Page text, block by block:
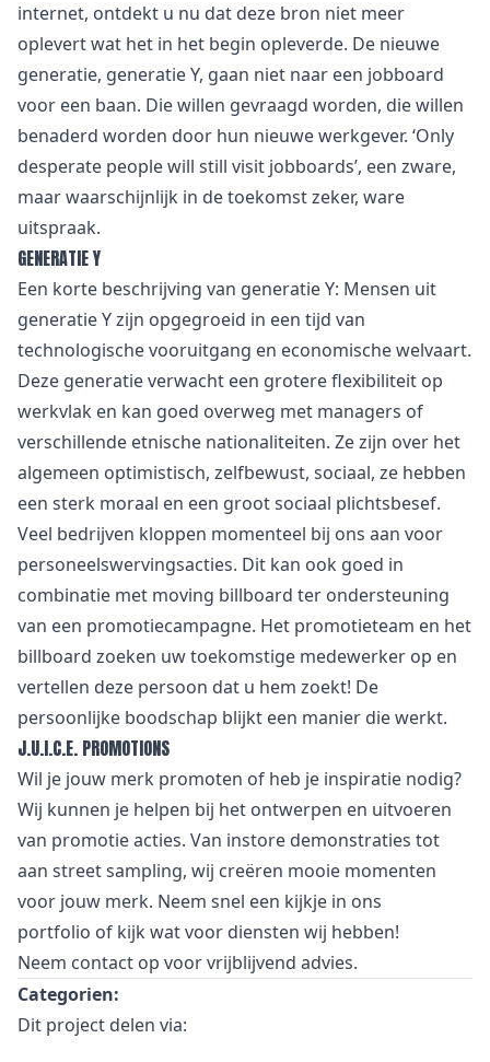
internet, ontdekt u nu dat deze bron niet meer
oplevert wat het in het begin opleverde. De nieuwe
generatie, generatie Y, gaan niet naar een jobboard
voor een baan. Die willen gevraagd worden, die willen
benaderd worden door hun nieuwe werkgever. ‘Only
desperate people will still visit jobboards’, een zware,
maar waarschijnlijk in de toekomst zeker, ware
uitspraak.
GENERATIE Y
Een korte beschrijving van generatie Y: Mensen uit
generatie Y zijn opgegroeid in een tijd van
technologische vooruitgang en economische welvaart.
Deze generatie verwacht een grotere flexibiliteit op
werkvlak en kan goed overweg met managers of
verschillende etnische nationaliteiten. Ze zijn over het
algemeen optimistisch, zelfbewust, sociaal, ze hebben
een sterk moraal en een groot sociaal plichtsbesef.
Veel bedrijven kloppen momenteel bij ons aan voor
personeelswervingsacties. Dit kan ook goed in
combinatie met moving billboard ter ondersteuning
van een promotiecampagne. Het promotieteam en het
billboard zoeken uw toekomstige medewerker op en
vertellen deze persoon dat u hem zoekt! De
persoonlijke boodschap blijkt een manier die werkt.
J.U.I.C.E. PROMOTIONS
Wil je jouw merk promoten of heb je inspiratie nodig?
Wij kunnen je helpen bij het ontwerpen en uitvoeren
van promotie acties. Van instore demonstraties tot
aan street sampling, wij creëren mooie momenten
voor jouw merk. Neem snel een kijkje in ons
portfolio of kijk wat voor diensten wij hebben!
Neem contact op voor vrijblijvend advies.
Categorien:
Dit project delen via: